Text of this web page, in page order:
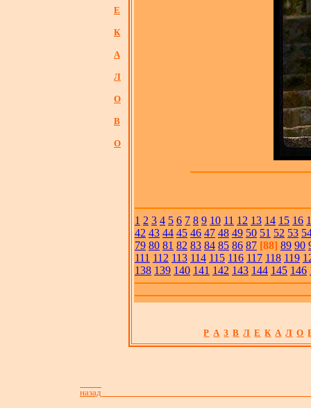
Е
К
А
Л
О
В
О
1 2 3 4 5 6 7 8 9 10 11 12 13 14 15 16
42 43 44 45 46 47 48 49 50 51 52 53
79 80 81 82 83 84 85 86 87 [88] 89 90
111 112 113 114 115 116 117 118 119
138 139 140 141 142 143 144 145 146
Р А З В Л Е К А Л О
назад